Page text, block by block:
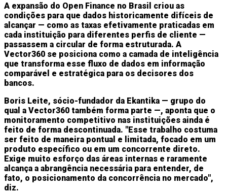
A expansão do Open Finance no Brasil criou as
condições para que dados historicamente difíceis de
alcançar — como as taxas efetivamente praticadas em
cada instituição para diferentes perfis de cliente —
passassem a circular de forma estruturada. A
Vector360 se posiciona como a camada de inteligência
que transforma esse fluxo de dados em informação
comparável e estratégica para os decisores dos
bancos.
Boris Leite, sócio-fundador da Ekantika — grupo do
qual a Vector360 também forma parte —, aponta que o
monitoramento competitivo nas instituições ainda é
feito de forma descontinuada. "Esse trabalho costuma
ser feito de maneira pontual e limitada, focado em um
produto específico ou em um concorrente direto.
Exige muito esforço das áreas internas e raramente
alcança a abrangência necessária para entender, de
fato, o posicionamento da concorrência no mercado",
diz.